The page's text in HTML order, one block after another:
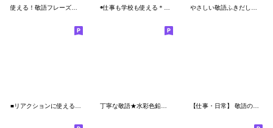
使える！敬語フレーズ絵文字40 ◉仕事も学校も使える＊シンプル◉ やさしい敬語ふきだし絵文字♪
【仕事・日常】 敬語の四角い絵文字